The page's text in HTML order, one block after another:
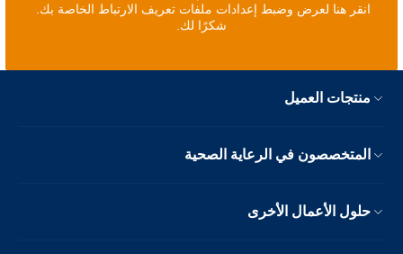
انقر هنا لعرض وضبط إعدادات ملفات تعريف الارتباط الخاصة بك.
شكرًا لك.
منتجات العميل
المتخصصون في الرعاية الصحية
حلول الأعمال الأخرى